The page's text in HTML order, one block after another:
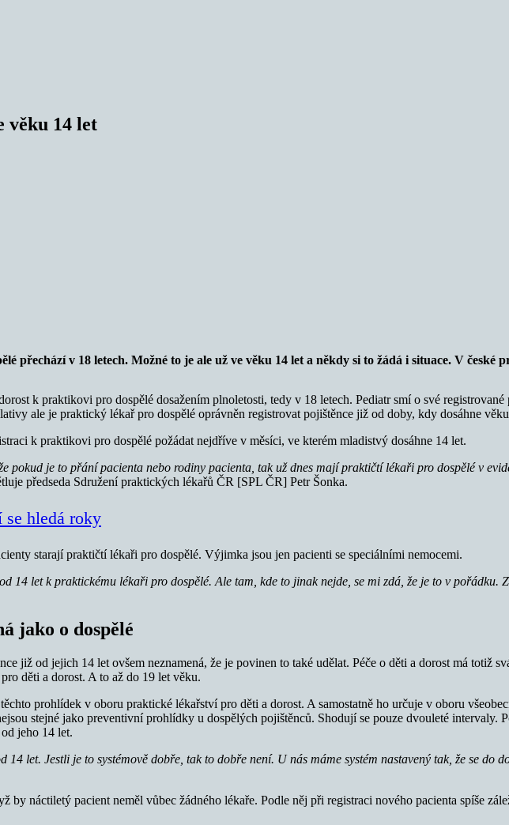
věku 14 let
přechází v 18 letech. Možné to je ale už ve věku 14 let a někdy si to žádá i situace. V české
k praktikovi pro dospělé dosažením plnoletosti, tedy v 18 letech. Pediatr smí o své
ale je praktický lékař pro dospělé oprávněn registrovat pojištěnce již od doby, kdy dosáhne
k praktikovi pro dospělé požádat nejdříve v měsíci, ve kterém mladistvý dosáhne 14 let.
pokud je to přání pacienta nebo rodiny pacienta, tak už dnes mají praktičtí lékaři pro dospělé v
předseda Sdružení praktických lékařů ČR [SPL ČR] Petr Šonka.
hledá roky
starají praktičtí lékaři pro dospělé. Výjimka jsou jen pacienti se speciálními nemocemi.
14 let k praktickému lékaři pro dospělé. Ale tam, kde to jinak nejde, se mi zdá, že je to v pořádku.
jako o dospělé
již od jejich 14 let ovšem neznamená, že je povinen to také udělat. Péče o děti a dorost má totiž
děti a dorost. A to až do 19 let věku.
prohlídek v oboru praktické lékařství pro děti a dorost. A samostatně ho určuje v oboru
stejné jako preventivní prohlídky u dospělých pojištěnců. Shodují se pouze dvouleté intervaly.
jeho 14 let.
14 let. Jestli je to systémově dobře, tak to dobře není. U nás máme systém nastavený tak, že se do
by náctiletý pacient neměl vůbec žádného lékaře. Podle něj při registraci nového pacienta spíše